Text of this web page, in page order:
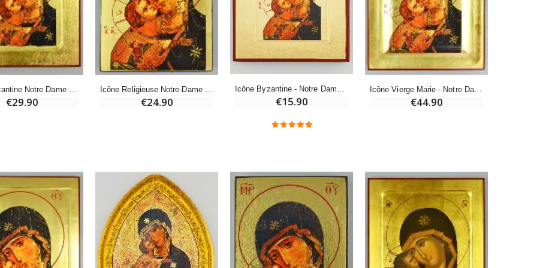
-10%
Bougie de Neuvaine Contre le Mal - Saint Michel
€5.50 €4.95
Huile d'Onction
€9.90
€130.00
€5.00
-10%
Bougie de Neuvaine Contre le Mal - Saint Michel
€5.50 €4.95
Huile d'Onction
€9.90
€29.90 €24.90
Icône Byzantine - Notre Dame de Vladimir 13cm
€15.90
Icône Vierge Marie - Notre Dame de Vladimir - 24cm
€44.90